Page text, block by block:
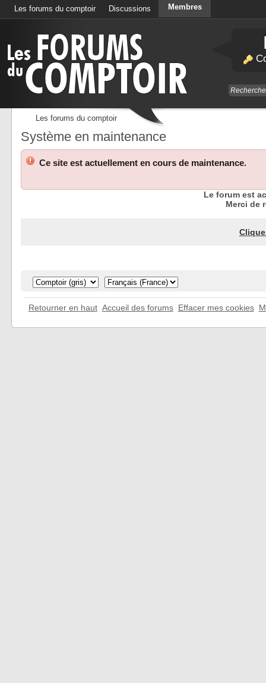
Les forums du comptoir Discussions Membres
Les forums du comptoir
Système en maintenance
Ce site est actuellement en cours de maintenance.
Le forum est
Merci de
Retourner en haut Accueil des forums Effacer mes cookies